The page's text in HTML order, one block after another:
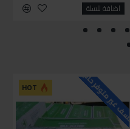
اضافة للسلة
HOT للاسف غير متوفر حاليا